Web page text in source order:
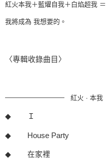
紅火本我＋藍燿自我＋白焰超我 ＝
我將成為 我想要的。
〈專輯收錄曲目〉
————————— 紅火 · 本我
◆ Ｉ
◆ House Party
◆ 在家裡